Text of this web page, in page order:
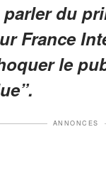
du
France
le
ANNONCES